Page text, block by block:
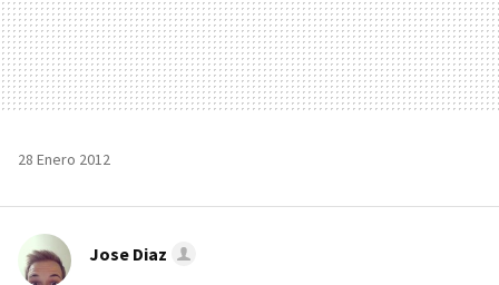
28 Enero 2012
Jose Diaz